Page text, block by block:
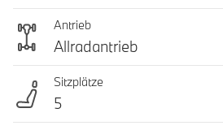
Antrieb
Allradantrieb
Sitzplätze
5